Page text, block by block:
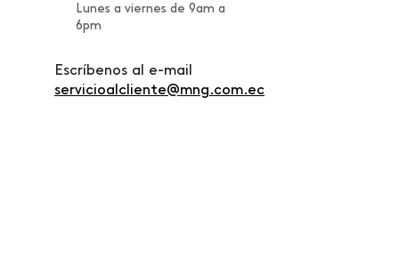
Lunes a viernes de 9am a
6pm
Escríbenos al e-mail
servicioalcliente@mng.com.ec